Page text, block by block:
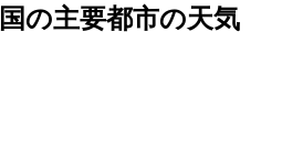
の主要都市の天気